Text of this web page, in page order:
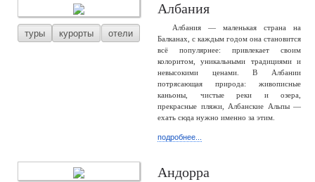
туры курорты отели
Албания
Албания — маленькая страна на
Балканах, с каждым годом она становится
всё популярнее: привлекает своим
колоритом, уникальными традициями и
невысокими ценами. В Албании
потрясающая природа: живописные
каньоны, чистые реки и озера,
прекрасные пляжи, Албанские Альпы —
ехать сюда нужно именно за этим.
подробнее...
Андорра